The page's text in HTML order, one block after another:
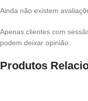
Ainda não existem
Apenas clientes com
podem deixar opinião.
Produtos